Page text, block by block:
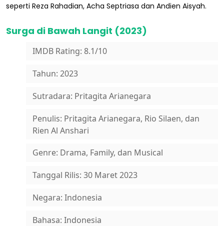
seperti Reza Rahadian, Acha Septriasa dan Andien Aisyah.
Surga di Bawah Langit (2023)
IMDB Rating: 8.1/10
Tahun: 2023
Sutradara: Pritagita Arianegara
Penulis: Pritagita Arianegara, Rio Silaen, dan
Rien Al Anshari
Genre: Drama, Family, dan Musical
Tanggal Rilis: 30 Maret 2023
Negara: Indonesia
Bahasa: Indonesia